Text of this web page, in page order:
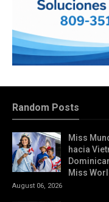
Random Posts
Miss
hacia
Miss
August 06, 2026